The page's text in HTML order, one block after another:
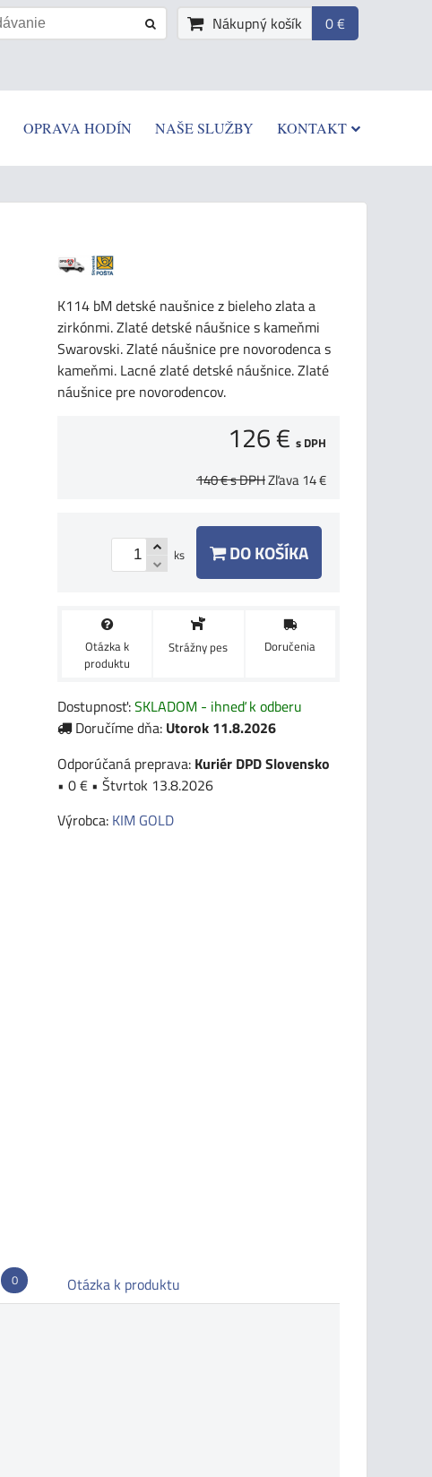
Nákupný košík 0 €
OPRAVA HODÍN NAŠE SLUŽBY KONTAKT
K114 bM detské naušnice z bieleho zlata a
zirkónmi. Zlaté detské náušnice s kameňmi
Swarovski. Zlaté náušnice pre novorodenca s
kameňmi. Lacné zlaté detské náušnice. Zlaté
náušnice pre novorodencov.
126 € s DPH
140 €s DPHZľava14 €
ks DO KOŠÍKA
Otázka k
produktu
Strážny pes Doručenia
Dostupnosť:SKLADOM - ihneď k odberu
Doručíme dňa: Utorok 11.8.2026
Kuriér DPD Slovensko
• 0 € • Štvrtok 13.8.2026
Výrobca: KIM GOLD
0 Otázka k produktu